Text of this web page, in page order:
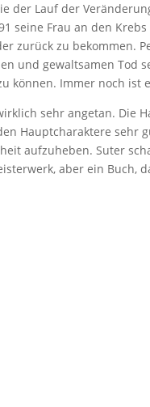
der Lauf der
Frau an den
zurück zu bekommen.
und gewaltsamen Tod
können. Immer noch ist
sehr angetan. Die
Hauptcharaktere sehr
aufzuheben. Suter
aber ein Buch,